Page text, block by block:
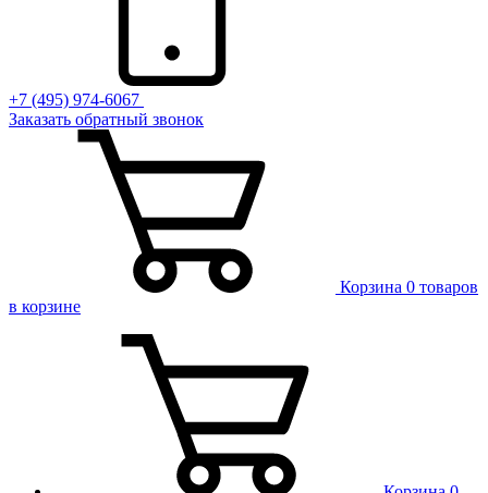
+7 (495) 974-6067
Заказать обратный звонок
Корзина 0 товаров
в корзине